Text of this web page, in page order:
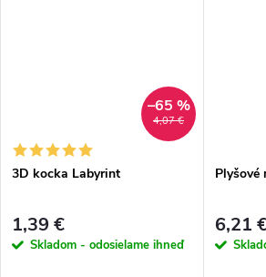
4,07 €
–65 %
3D kocka Labyrint
1,39 €
Skladom - odosielame ihneď
Plyšové
6,21